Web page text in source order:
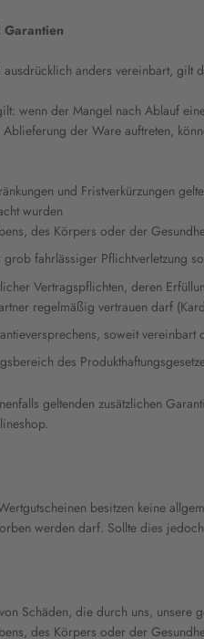
anders vereinbart, gilt
wenn der Mangel nach Ablauf
Ablieferung der Ware auftreten,
und Fristverkürzungen
wurden
des Körpers oder der
fahrlässiger Pflichtverletzung
Vertragspflichten, deren
regelmäßig vertrauen darf
soweit vereinbart
des
geltenden zusätzlichen
besitzen keine
werden darf. Sollte dies
Schäden, die durch uns, unsere
des Körpers oder der